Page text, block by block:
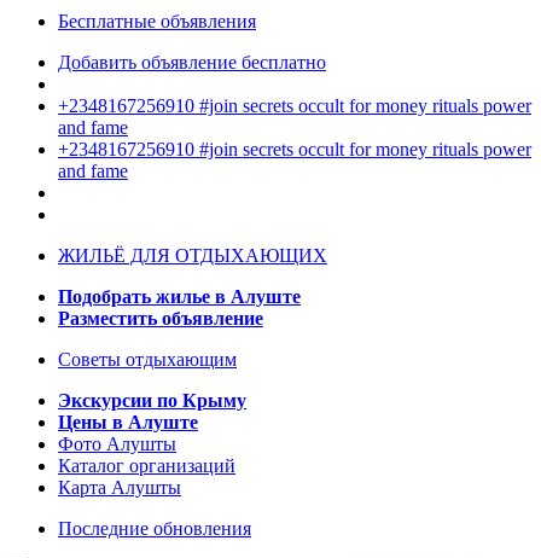
Бесплатные объявления
Добавить объявление бесплатно
+2348167256910 #join secrets occult for money rituals power
and fame
+2348167256910 #join secrets occult for money rituals power
and fame
ЖИЛЬЁ ДЛЯ ОТДЫХАЮЩИХ
Подобрать жилье в Алуште
Разместить объявление
Советы отдыхающим
Экскурсии по Крыму
Цены в Алуште
Фото Алушты
Каталог организаций
Карта Алушты
Последние обновления